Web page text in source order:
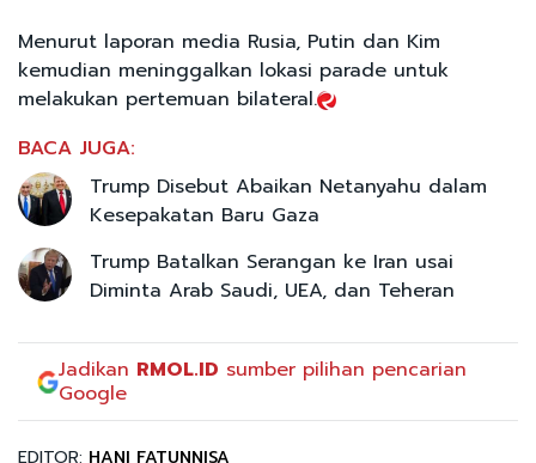
Menurut laporan media Rusia, Putin dan Kim
kemudian meninggalkan lokasi parade untuk
melakukan pertemuan bilateral.
BACA JUGA:
Trump Disebut Abaikan Netanyahu dalam
Kesepakatan Baru Gaza
Trump Batalkan Serangan ke Iran usai
Diminta Arab Saudi, UEA, dan Teheran
Jadikan RMOL.ID sumber pilihan pencarian
Google
EDITOR: HANI FATUNNISA